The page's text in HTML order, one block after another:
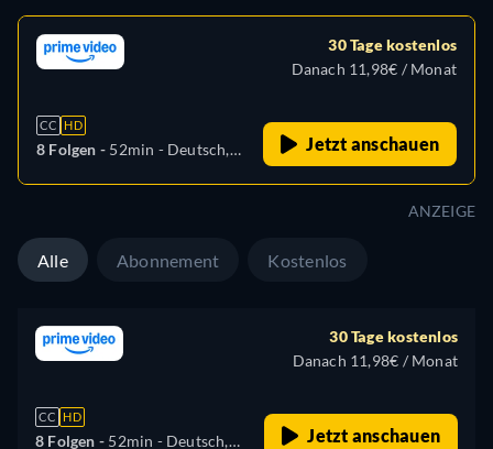
CC HD
8 Folgen - 52min - Deutsch,
Italienisch, Japanisch,
Polnisch, Portugiesisch,
30 Tage kostenlos
Danach 11,98€ / Monat
Jetzt anschauen
ANZEIGE
Alle Abonnement Kostenlos
CC HD
8 Folgen - 52min - Deutsch,
30 Tage kostenlos
Danach 11,98€ / Monat
Jetzt anschauen